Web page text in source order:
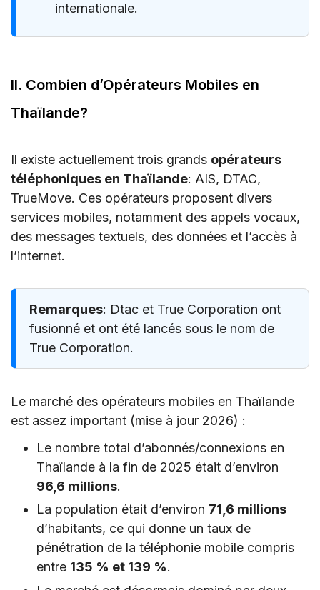
internationale.
II. Combien d’Opérateurs Mobiles en
Thaïlande?
Il existe actuellement trois grands opérateurs
téléphoniques en Thaïlande: AIS, DTAC,
TrueMove. Ces opérateurs proposent divers
services mobiles, notamment des appels vocaux,
des messages textuels, des données et l’accès à
l’internet.
Remarques: Dtac et True Corporation ont
fusionné et ont été lancés sous le nom de
True Corporation.
Le marché des opérateurs mobiles en Thaïlande
est assez important (mise à jour 2026) :
Le nombre total d’abonnés/connexions en
Thaïlande à la fin de 2025 était d’environ
96,6 millions.
La population était d’environ 71,6 millions
d’habitants, ce qui donne un taux de
pénétration de la téléphonie mobile compris
entre 135 % et 139 %.